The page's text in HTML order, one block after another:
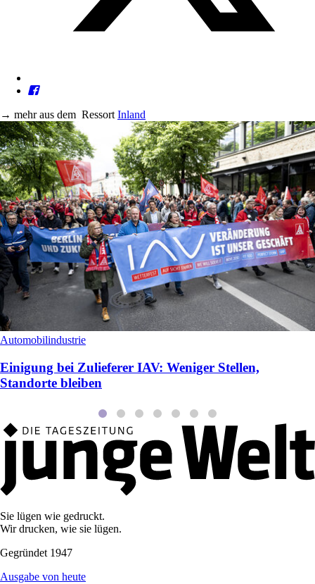
→ mehr aus dem Ressort Inland
Automobilindustrie
Einigung bei Zulieferer IAV: Weniger Stellen,
Standorte bleiben
Sie lügen wie gedruckt.
Wir drucken, wie sie lügen.
Gegründet 1947
Ausgabe von heute